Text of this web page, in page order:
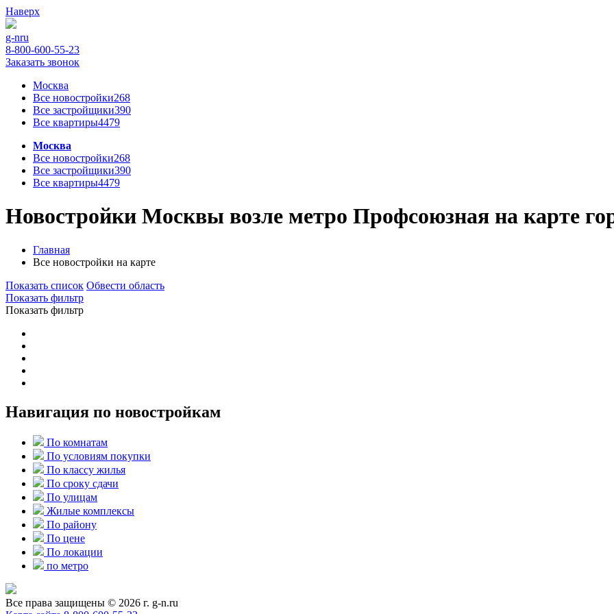
Наверх
g-nru
8-800-600-55-23
Заказать звонок
Москва
Все новостройки268
Все застройщики390
Все квартиры4479
Москва
Все новостройки268
Все застройщики390
Все квартиры4479
Новостройки Москвы возле метро Профсоюзная на карте
Главная
Все новостройки на карте
Показать список Обвести область
Показать фильтр
Показать фильтр
Навигация по новостройкам
По комнатам
По условиям покупки
По классу жилья
По сроку сдачи
По улицам
Жилые комплексы
По району
По цене
По локации
по метро
Все права защищены © 2026 г. g-n.ru